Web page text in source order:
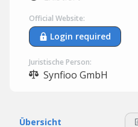
Official Website:
Login required
Juristische Person:
Synfioo GmbH
Übersicht